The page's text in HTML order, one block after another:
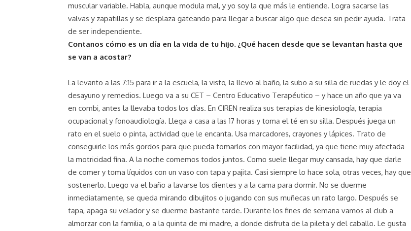
muscular variable. Habla, aunque modula mal, y yo soy la que más le entiende. Logra sacarse las
valvas y zapatillas y se desplaza gateando para llegar a buscar algo que desea sin pedir ayuda. Trata
de ser independiente.
Contanos cómo es un dí­a en la vida de tu hijo. ¿Qué hacen desde que se levantan hasta que
se van a acostar?
La levanto a las 7:15 para ir a la escuela, la visto, la llevo al baño, la subo a su silla de ruedas y le doy el
desayuno y remedios. Luego va a su CET – Centro Educativo Terapéutico – y hace un año que ya va
en combi, antes la llevaba todos los días. En CIREN realiza sus terapias de kinesiología, terapia
ocupacional y fonoaudiología. Llega a casa a las 17 horas y toma el té en su silla. Después juega un
rato en el suelo o pinta, actividad que le encanta. Usa marcadores, crayones y lápices. Trato de
conseguirle los más gordos para que pueda tomarlos con mayor facilidad, ya que tiene muy afectada
la motricidad fina. A la noche comemos todos juntos. Como suele llegar muy cansada, hay que darle
de comer y toma líquidos con un vaso con tapa y pajita. Casi siempre lo hace sola, otras veces, hay que
sostenerlo. Luego va el baño a lavarse los dientes y a la cama para dormir. No se duerme
inmediatamente, se queda mirando dibujitos o jugando con sus muñecas un rato largo. Después se
tapa, apaga su velador y se duerme bastante tarde. Durante los fines de semana vamos al club a
almorzar con la familia, o a la quinta de mi madre, a donde disfruta de la pileta y del caballo. Le gusta